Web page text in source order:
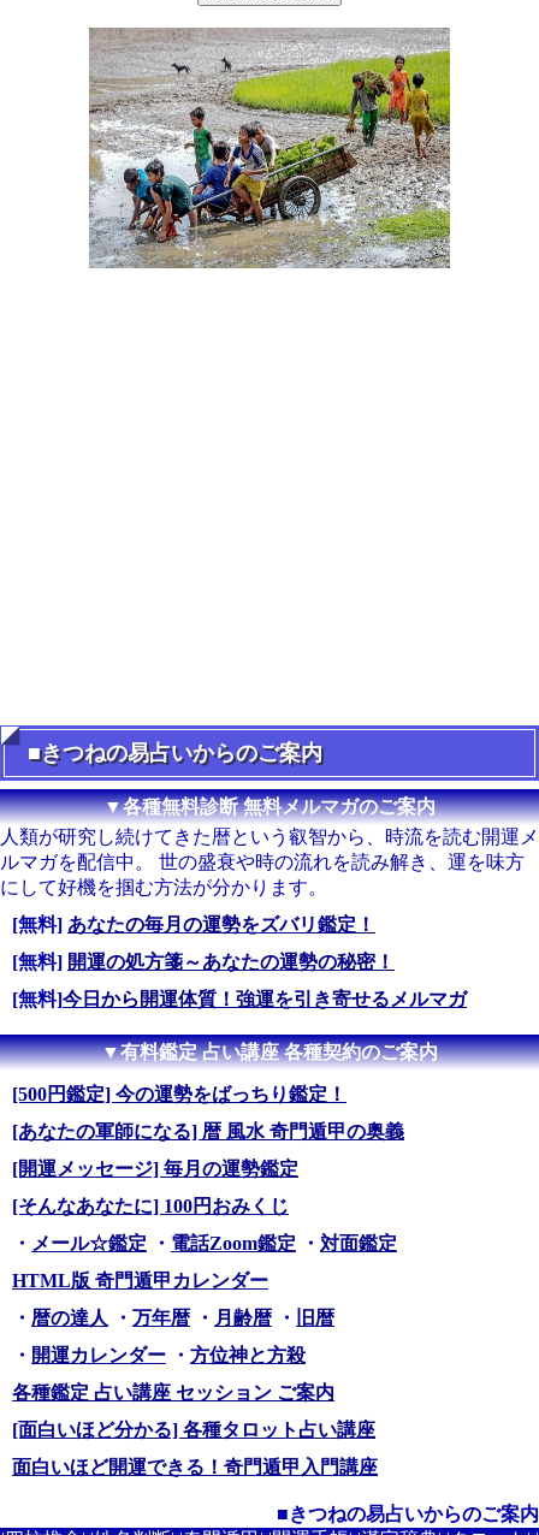
■きつねの易占いからのご案内
▼各種無料診断 無料メルマガのご案内
人類が研究し続けてきた暦という叡智から、時流を読む開運メ
ルマガを配信中。 世の盛衰や時の流れを読み解き、運を味方
にして好機を掴む方法が分かります。
[無料] あなたの毎月の運勢をズバリ鑑定！
[無料] 開運の処方箋～あなたの運勢の秘密！
[無料]今日から開運体質！強運を引き寄せるメルマガ
▼有料鑑定 占い講座 各種契約のご案内
[500円鑑定] 今の運勢をばっちり鑑定！
[あなたの軍師になる] 暦 風水 奇門遁甲の奥義
[開運メッセージ] 毎月の運勢鑑定
[そんなあなたに] 100円おみくじ
・ メール☆鑑定 ・ 電話Zoom鑑定 ・ 対面鑑定
HTML版 奇門遁甲カレンダー
・ 暦の達人 ・ 万年暦 ・ 月齢暦 ・
旧暦
・ 開運カレンダー ・ 方位神と方殺
各種鑑定 占い講座 セッション ご案内
[面白いほど分かる] 各種タロット占い講座
面白いほど開運できる！奇門遁甲入門講座
■きつねの易占いからのご案内